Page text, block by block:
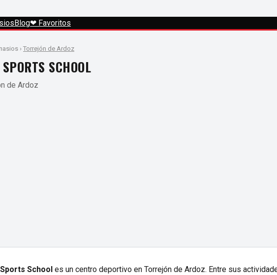
Blog❤ Favoritos
› Torrejón de Ardoz
SCHOOL
de Ardoz
School es un centro deportivo en Torrejón de Ardoz. Entre sus